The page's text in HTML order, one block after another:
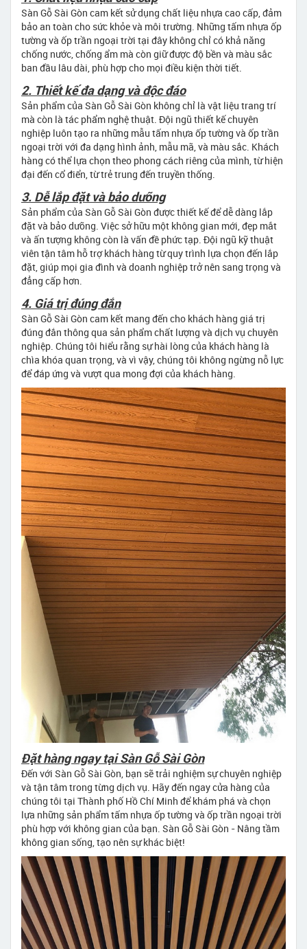
Sàn Gỗ Sài Gòn cam kết sử dụng chất liệu nhựa cao cấp, đảm
bảo an toàn cho sức khỏe và môi trường. Những tấm nhựa ốp
tường và ốp trần ngoại trời tại đây không chỉ có khả năng
chống nước, chống ẩm mà còn giữ được độ bền và màu sắc
ban đầu lâu dài, phù hợp cho mọi điều kiện thời tiết.
2. Thiết kế đa dạng và độc đáo
Sản phẩm của Sàn Gỗ Sài Gòn không chỉ là vật liệu trang trí
mà còn là tác phẩm nghệ thuật. Đội ngũ thiết kế chuyên
nghiệp luôn tạo ra những mẫu tấm nhựa ốp tường và ốp trần
ngoại trời với đa dạng hình ảnh, mẫu mã, và màu sắc. Khách
hàng có thể lựa chọn theo phong cách riêng của mình, từ hiện
đại đến cổ điển, từ trẻ trung đến truyền thống.
3. Dễ lắp đặt và bảo dưỡng
Sản phẩm của Sàn Gỗ Sài Gòn được thiết kế để dễ dàng lắp
đặt và bảo dưỡng. Việc sở hữu một không gian mới, đẹp mắt
và ấn tượng không còn là vấn đề phức tạp. Đội ngũ kỹ thuật
viên tận tâm hỗ trợ khách hàng từ quy trình lựa chọn đến lắp
đặt, giúp mọi gia đình và doanh nghiệp trở nên sang trọng và
đẳng cấp hơn.
4. Giá trị đúng đắn
Sàn Gỗ Sài Gòn cam kết mang đến cho khách hàng giá trị
đúng đắn thông qua sản phẩm chất lượng và dịch vụ chuyên
nghiệp. Chúng tôi hiểu rằng sự hài lòng của khách hàng là
chìa khóa quan trọng, và vì vậy, chúng tôi không ngừng nỗ lực
để đáp ứng và vượt qua mong đợi của khách hàng.
Đặt hàng ngay tại Sàn Gỗ Sài Gòn
Đến với Sàn Gỗ Sài Gòn, bạn sẽ trải nghiệm sự chuyên nghiệp
và tận tâm trong từng dịch vụ. Hãy đến ngay cửa hàng của
chúng tôi tại Thành phố Hồ Chí Minh để khám phá và chọn
lựa những sản phẩm tấm nhựa ốp tường và ốp trần ngoại trời
phù hợp với không gian của bạn. Sàn Gỗ Sài Gòn - Nâng tầm
không gian sống, tạo nên sự khác biệt!